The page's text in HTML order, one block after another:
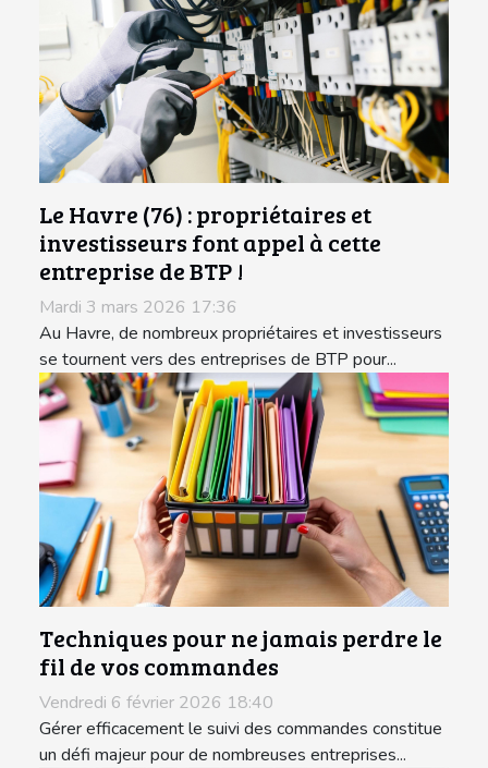
Le Havre (76) : propriétaires et
investisseurs font appel à cette
entreprise de BTP !
Mardi 3 mars 2026 17:36
Au Havre, de nombreux propriétaires et investisseurs
se tournent vers des entreprises de BTP pour...
Techniques pour ne jamais perdre le
fil de vos commandes
Vendredi 6 février 2026 18:40
Gérer efficacement le suivi des commandes constitue
un défi majeur pour de nombreuses entreprises...